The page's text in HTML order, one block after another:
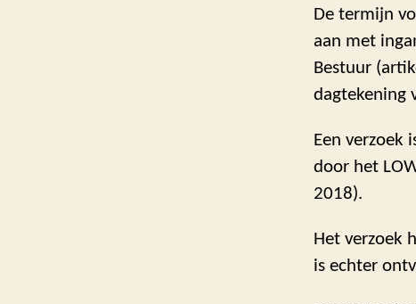
De termijn
aan met
Bestuur
dagtekening
Een verzoek
door het
2018).
Het verzoek
is echter